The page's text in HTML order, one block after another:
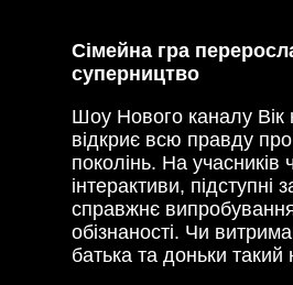
Сімейна гра
суперництво
Шоу Нового каналу Вік
відкриє всю правду
поколінь. На учасників
інтерактиви, підступні
справжнє
обізнаності. Чи
батька та доньки такий